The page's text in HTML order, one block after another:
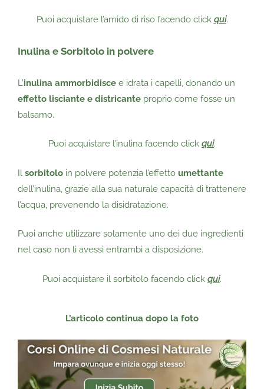
Puoi acquistare l’amido di riso facendo click qui.
Inulina e Sorbitolo in polvere
L’inulina ammorbidisce e idrata i capelli, donando un
effetto lisciante e districante proprio come fosse un
balsamo.
Puoi acquistare l’inulina facendo click qui.
Il sorbitolo in polvere potenzia l’effetto umettante
dell’inulina, grazie alla sua naturale capacità di trattenere
l’acqua, prevenendo la disidratazione.
Puoi anche utilizzare solamente uno dei due ingredienti
nel caso non li avessi entrambi a disposizione.
Puoi acquistare il sorbitolo facendo click qui.
L’articolo continua dopo la foto